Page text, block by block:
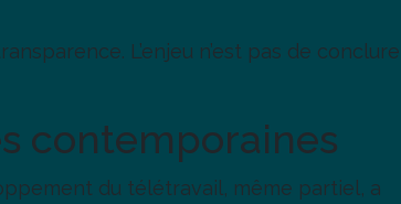
L’enjeu n’est pas de conclure
contemporaines
du télétravail, même partiel, a